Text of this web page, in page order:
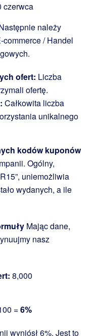
czerwca
należy
/ Handel
ofert: Liczba
ofertę.
Całkowita liczba
unikalnego
kodów kuponów
Ogólny,
uniemożliwia
wydanych, a ile
Mając dane,
nasz
8,000
=6%
wyniósł 6%. Jest to